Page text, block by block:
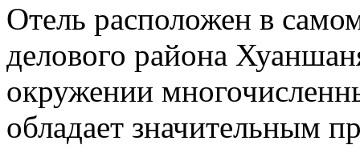
Отель расположен в
делового района
окружении
обладает значительным